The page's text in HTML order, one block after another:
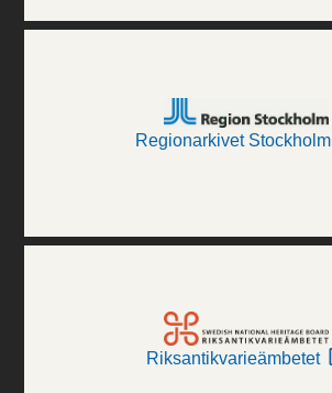
Regionarkivet Stockholm
Riksantikvarieämbetet